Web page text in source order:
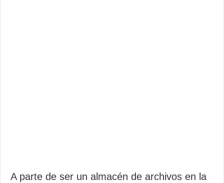
A parte de ser un almacén de archivos en la